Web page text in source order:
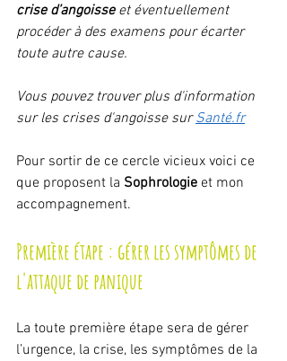
crise d’angoisse et éventuellement
procéder à des examens pour écarter
toute autre cause.
Vous pouvez trouver plus d'information
sur les crises d'angoisse sur Santé.fr
Pour sortir de ce cercle vicieux voici ce
que proposent la Sophrologie et mon
accompagnement.
Première étape : gérer les symptômes de
l'attaque de panique
La toute première étape sera de gérer
l’urgence, la crise, les symptômes de la